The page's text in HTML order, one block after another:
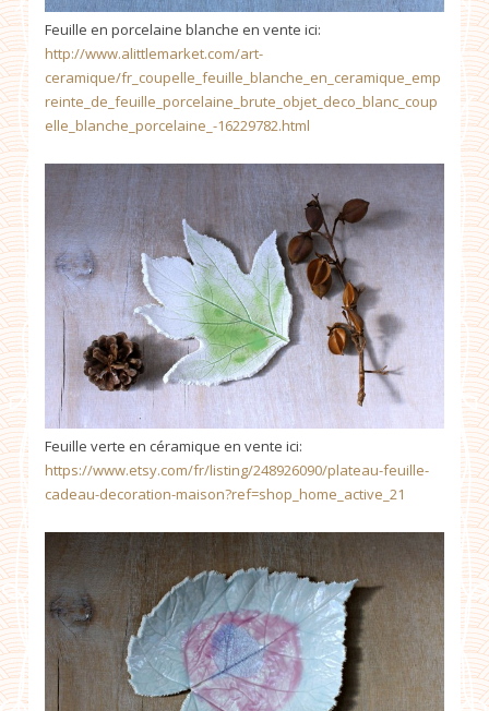
Feuille en porcelaine blanche en vente ici:
http://www.alittlemarket.com/art-
ceramique/fr_coupelle_feuille_blanche_en_ceramique_emp
reinte_de_feuille_porcelaine_brute_objet_deco_blanc_coup
elle_blanche_porcelaine_-16229782.html
Feuille verte en céramique en vente ici:
https://www.etsy.com/fr/listing/248926090/plateau-feuille-
cadeau-decoration-maison?ref=shop_home_active_21